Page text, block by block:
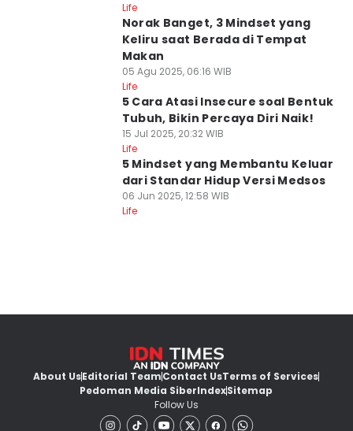
Life
Norak Banget, 3 Mindset yang
Keliru saat Berada di Tempat
Makan
05 Agu 2025, 06:16 WIB
Life
5 Cara Atasi Insecure soal Bentuk
Tubuh, Bikin Percaya Diri Naik!
15 Jul 2025, 20:32 WIB
Life
5 Mindset yang Membantu Keluar
dari Standar Hidup Versi Medsos
06 Jun 2025, 12:58 WIB
Life
About UsEditorial TeamContact UsTerms of Services
Pedoman Media SiberIndexSitemap
Follow Us